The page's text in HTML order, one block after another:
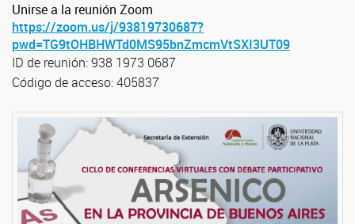
Unirse a la reunión Zoom
https://zoom.us/j/93819730687?
pwd=TG9tOHBHWTd0MS95bnZmcmVtSXI3UT09
ID de reunión: 938 1973 0687
Código de acceso: 405837